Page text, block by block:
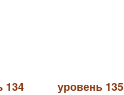
134 уровень 135